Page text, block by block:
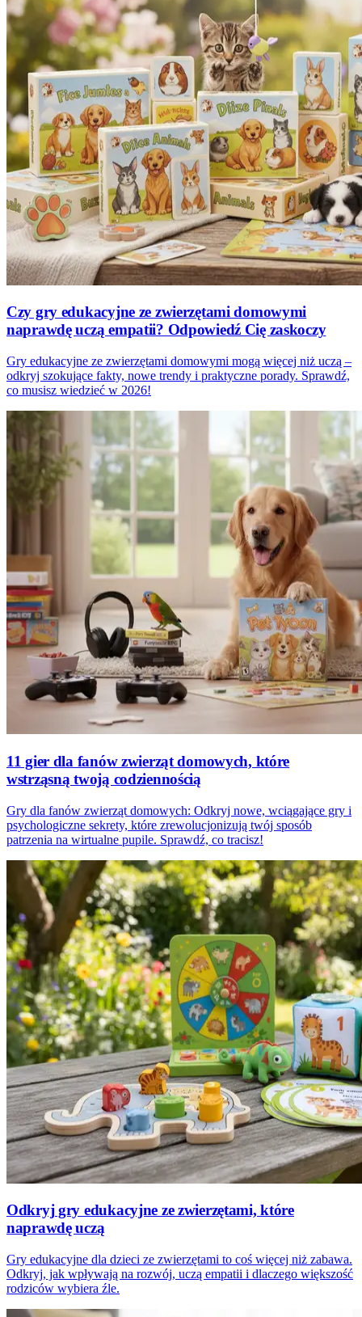
Czy gry edukacyjne ze zwierzętami domowymi
naprawdę uczą empatii? Odpowiedź Cię zaskoczy
Gry edukacyjne ze zwierzętami domowymi mogą więcej niż uczą –
odkryj szokujące fakty, nowe trendy i praktyczne porady. Sprawdź,
co musisz wiedzieć w 2026!
11 gier dla fanów zwierząt domowych, które
wstrząsną twoją codziennością
Gry dla fanów zwierząt domowych: Odkryj nowe, wciągające gry i
psychologiczne sekrety, które zrewolucjonizują twój sposób
patrzenia na wirtualne pupile. Sprawdź, co tracisz!
Odkryj gry edukacyjne ze zwierzętami, które
naprawdę uczą
Gry edukacyjne dla dzieci ze zwierzętami to coś więcej niż zabawa.
Odkryj, jak wpływają na rozwój, uczą empatii i dlaczego większość
rodziców wybiera źle.